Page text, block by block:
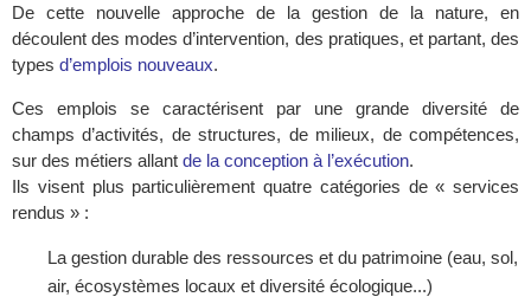
De cette nouvelle approche de la gestion de la nature, en
découlent des modes d’intervention, des pratiques, et partant, des
types d’emplois nouveaux.
Ces emplois se caractérisent par une grande diversité de
champs d’activités, de structures, de milieux, de compétences,
sur des métiers allant de la conception à l’exécution.
Ils visent plus particulièrement quatre catégories de « services
rendus » :
La gestion durable des ressources et du patrimoine (eau, sol,
air, écosystèmes locaux et diversité écologique...)